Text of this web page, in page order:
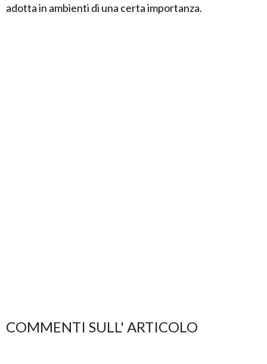
adotta in ambienti di una certa importanza.
COMMENTI SULL' ARTICOLO